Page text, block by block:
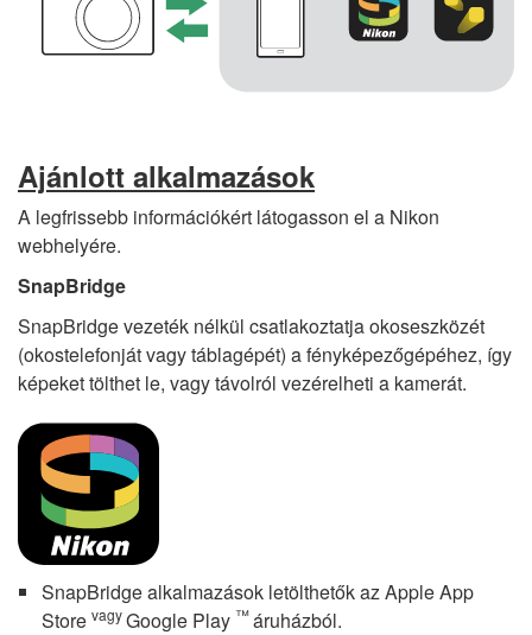
Ajánlott alkalmazások
A legfrissebb információkért látogasson el a Nikon
webhelyére.
SnapBridge
SnapBridge vezeték nélkül csatlakoztatja okoseszközét
(okostelefonját vagy táblagépét) a fényképezőgépéhez, így
képeket tölthet le, vagy távolról vezérelheti a kamerát.
SnapBridge alkalmazások letölthetők az Apple App
Store vagyGoogle Play ™áruházból.